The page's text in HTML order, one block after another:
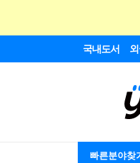
국내도서
빠른분야찾